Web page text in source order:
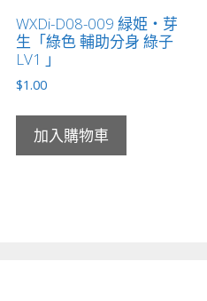
WXDi-D08-009 緑姫・芽
生「綠色 輔助分身 綠子
LV1 」
$1.00
加入購物車